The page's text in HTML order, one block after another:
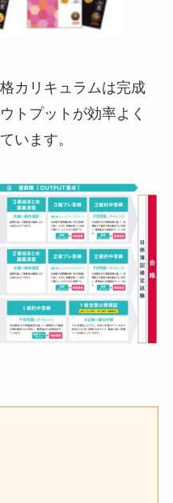
カリキュラムは完成
トプットが効率よく
います。